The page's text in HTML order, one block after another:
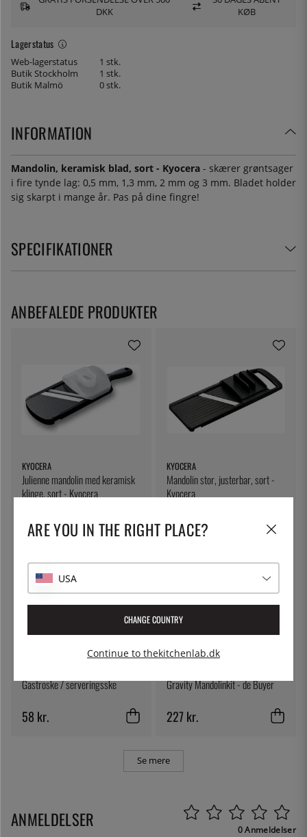
Lagerstatus
Web-lagerstatus
1 stk.
Butik Stockholm
1 stk.
Butik Malmö
0 stk.
DKK
KØB
INFORMATION
Mandolin, keramisk blad, sort - Kyocera - skærer grøntsager
i fire tynde lag: 0,5 mm, 1,3 mm, 2 mm og 3 mm. Bladet holder
sig skarpt i mange år. Pas på dine fingre!
SPECIFIKATIONER
KYOCERA
Julienne mandolin med keramisk
klinge, sort - Kyocera
KYOCERA
Mandolin stor, justerbar, sort -
Kyocera
Gastroske / serveringsske
58 kr.
Gravity Mandolinkit - de Buyer
227 kr.
Se mere
ANBEFALEDE PRODUKTER
ANMELDELSER 0 Anmeldelser
ARE YOU IN THE RIGHT PLACE?
USA
CHANGE COUNTRY
Continue to thekitchenlab.dk